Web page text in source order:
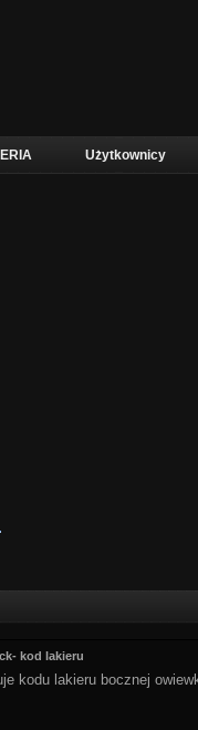
Użytkownicy
kod lakieru
kodu lakieru bocznej